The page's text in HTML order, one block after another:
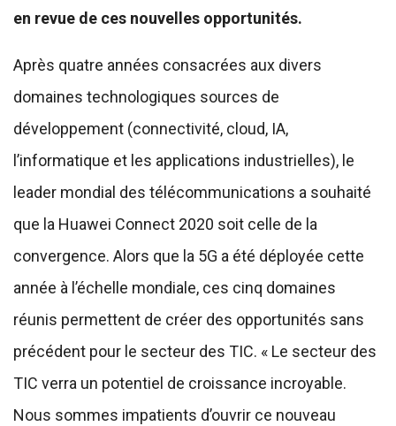
en revue de ces nouvelles opportunités.
Après quatre années consacrées aux divers
domaines technologiques sources de
développement (connectivité, cloud, IA,
l’informatique et les applications industrielles), le
leader mondial des télécommunications a souhaité
que la Huawei Connect 2020 soit celle de la
convergence. Alors que la 5G a été déployée cette
année à l’échelle mondiale, ces cinq domaines
réunis permettent de créer des opportunités sans
précédent pour le secteur des TIC. « Le secteur des
TIC verra un potentiel de croissance incroyable.
Nous sommes impatients d’ouvrir ce nouveau